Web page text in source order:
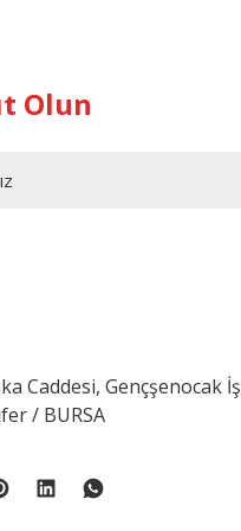
Olun
Caddesi, Gençşenocak İş
/ BURSA